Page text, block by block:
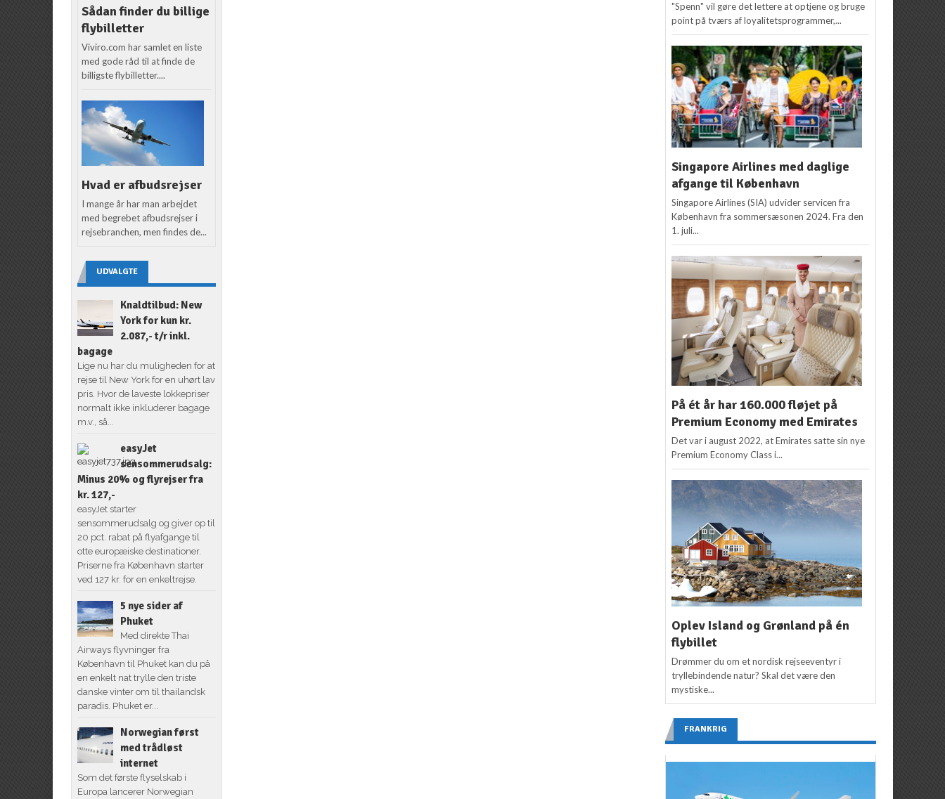
Sådan finder du billige
flybilletter
Viviro.com har samlet en liste
med gode råd til at finde de
billigste flybilletter....
Hvad er afbudsrejser
I mange år har man arbejdet
med begrebet afbudsrejser i
rejsebranchen, men findes de...
UDVALGTE
Knaldtilbud: New
York for kun kr.
2.087,- t/r inkl.
bagage
Lige nu har du muligheden for at
rejse til New York for en uhørt lav
pris. Hvor de laveste lokkepriser
normalt ikke inkluderer bagage
m.v., så...
easyJet
sensommerudsalg:
Minus 20% og flyrejser fra
kr. 127,-
easyJet starter
sensommerudsalg og giver op til
20 pct. rabat på flyafgange til
otte europæiske destinationer.
Priserne fra København starter
ved 127 kr. for en enkeltrejse.
5 nye sider af
Phuket
Med direkte Thai
Airways flyvninger fra
København til Phuket kan du på
en enkelt nat trylle den triste
danske vinter om til thailandsk
paradis. Phuket er...
Norwegian først
med trådløst
internet
Som det første flyselskab i
Europa lancerer Norwegian
"Spenn" vil gøre det lettere at optjene og bruge
point på tværs af loyalitetsprogrammer,...
Singapore Airlines med daglige
afgange til København
Singapore Airlines (SIA) udvider servicen fra
København fra sommersæsonen 2024. Fra den
1. juli...
På ét år har 160.000 fløjet på
Premium Economy med Emirates
Det var i august 2022, at Emirates satte sin nye
Premium Economy Class i...
Oplev Island og Grønland på én
flybillet
Drømmer du om et nordisk rejseeventyr i
tryllebindende natur? Skal det være den
mystiske...
FRANKRIG